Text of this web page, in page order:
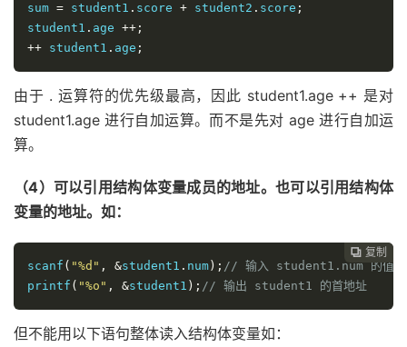
sum = student1 . score + student2 . score ;
student1 . age ++;
++ student1 . age ;
由于 . 运算符的优先级最高，因此 student1.age ++ 是对
student1.age 进行自加运算。而不是先对 age 进行自加运
算。
（4）可以引用结构体变量成员的地址。也可以引用结构体
变量的地址。如：
 复制
scanf ( "%d" , &student1 . num ); // 输入 student1.num 的值
printf ( "%o" , &student1 ); // 输出 student1 的首地址
但不能用以下语句整体读入结构体变量如：